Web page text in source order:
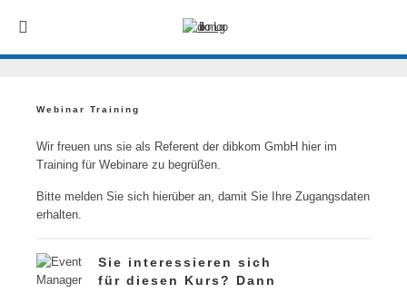
Webinar Training
Wir freuen uns sie als Referent der dibkom GmbH hier im
Training für Webinare zu begrüßen.
Bitte melden Sie sich hierüber an, damit Sie Ihre Zugangsdaten
erhalten.
Sie interessieren sich
für diesen Kurs? Dann